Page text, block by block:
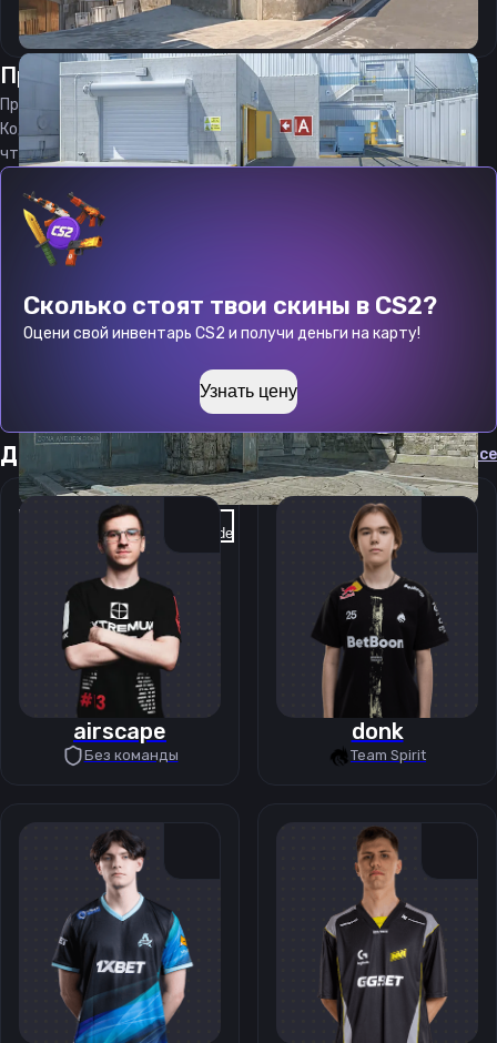
Previous slide Next slide
Скопировать
ПрицелЭдди13от 08.08.2026
Прицел Edd13 является актуальным на
08.08.2026
Код прицела
CS 2 стараемся еженедельно обновлять,
чтобы вы могли играть с актуальными настройками игрока.
Сколько стоят твои скины в CS2?
Оцени свой инвентарь CS2 и получи деньги на карту!
Узнать цену
Другие прицелы Cмотреть все
airscape
Без команды
donk
Team Spirit